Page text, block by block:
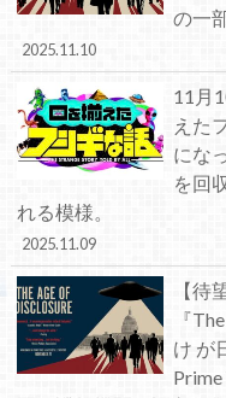
の一
2025.11.10
11月
えた
にな
を回
れる模様。
2025.11.09
【待
『
け が